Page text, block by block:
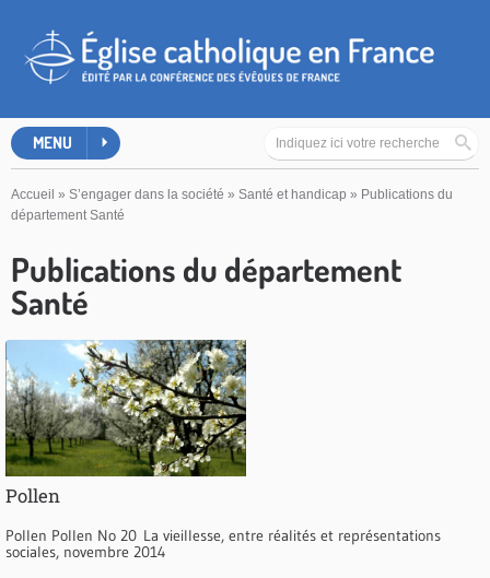
MENU
Accueil » S’engager dans la société » Santé et handicap » Publications du
département Santé
Publications du département
Santé
Pollen
Pollen Pollen No 20 La vieillesse, entre réalités et représentations
sociales, novembre 2014